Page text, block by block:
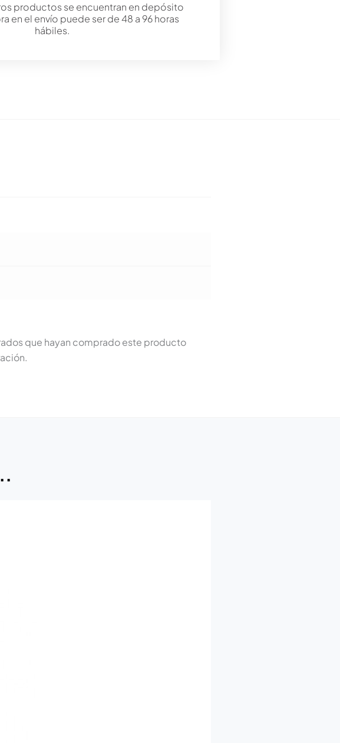
productos se encuentran en depósito
en el envío puede ser de 48 a 96 horas
hábiles.
que hayan comprado este producto